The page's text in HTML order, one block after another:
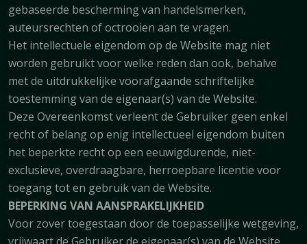
gebaseerde bescherming van handelsmerken,
auteursrechten of octrooien aan te vragen.
Het intellectuele eigendom op de Website mag niet
worden gebruikt voor welke reden dan ook, behalve
met de uitdrukkelijke voorafgaande schriftelijke
toestemming van de eigenaar(s) van de Website.
Deze Overeenkomst verleent de Gebruiker geen enkel
recht of belang op enig intellectueel eigendom buiten
het beperkte recht op een eeuwigdurende, niet-
exclusieve, overdraagbare, herroepbare licentie voor
toegang tot en gebruik van de Website.
BEPERKING VAN AANSPRAKELIJKHEID
Voor zover toegestaan door de toepasselijke wetgeving,